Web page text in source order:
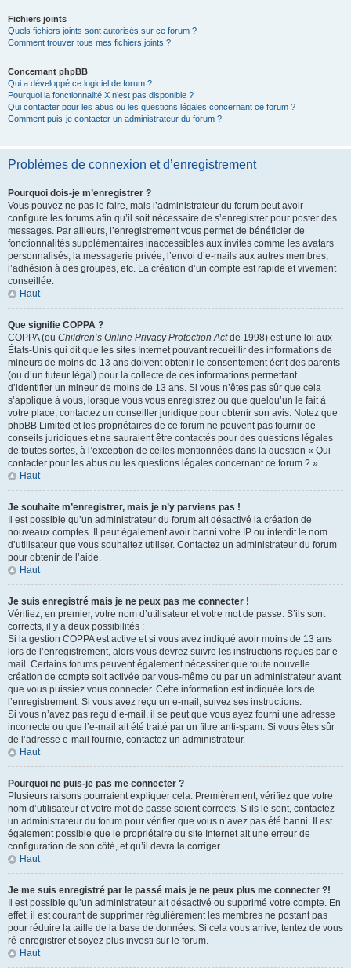
Fichiers joints
Quels fichiers joints sont autorisés sur ce forum ?
Comment trouver tous mes fichiers joints ?
Concernant phpBB
Qui a développé ce logiciel de forum ?
Pourquoi la fonctionnalité X n’est pas disponible ?
Qui contacter pour les abus ou les questions légales concernant ce forum ?
Comment puis-je contacter un administrateur du forum ?
Problèmes de connexion et d’enregistrement
Pourquoi dois-je m’enregistrer ?
Vous pouvez ne pas le faire, mais l’administrateur du forum peut avoir
configuré les forums afin qu’il soit nécessaire de s’enregistrer pour poster des
messages. Par ailleurs, l’enregistrement vous permet de bénéficier de
fonctionnalités supplémentaires inaccessibles aux invités comme les avatars
personnalisés, la messagerie privée, l’envoi d’e-mails aux autres membres,
l’adhésion à des groupes, etc. La création d’un compte est rapide et vivement
conseillée.
Haut
Que signifie COPPA ?
COPPA (ou Children’s Online Privacy Protection Actde 1998) est une loi aux
États-Unis qui dit que les sites Internet pouvant recueillir des informations de
mineurs de moins de 13 ans doivent obtenir le consentement écrit des parents
(ou d’un tuteur légal) pour la collecte de ces informations permettant
d’identifier un mineur de moins de 13 ans. Si vous n’êtes pas sûr que cela
s’applique à vous, lorsque vous vous enregistrez ou que quelqu’un le fait à
votre place, contactez un conseiller juridique pour obtenir son avis. Notez que
phpBB Limited et les propriétaires de ce forum ne peuvent pas fournir de
conseils juridiques et ne sauraient être contactés pour des questions légales
de toutes sortes, à l’exception de celles mentionnées dans la question « Qui
contacter pour les abus ou les questions légales concernant ce forum ? ».
Haut
Je souhaite m’enregistrer, mais je n’y parviens pas !
Il est possible qu’un administrateur du forum ait désactivé la création de
nouveaux comptes. Il peut également avoir banni votre IP ou interdit le nom
d’utilisateur que vous souhaitez utiliser. Contactez un administrateur du forum
pour obtenir de l’aide.
Haut
Je suis enregistré mais je ne peux pas me connecter !
Vérifiez, en premier, votre nom d’utilisateur et votre mot de passe. S’ils sont
corrects, il y a deux possibilités :
Si la gestion COPPA est active et si vous avez indiqué avoir moins de 13 ans
lors de l’enregistrement, alors vous devrez suivre les instructions reçues par e-
mail. Certains forums peuvent également nécessiter que toute nouvelle
création de compte soit activée par vous-même ou par un administrateur avant
que vous puissiez vous connecter. Cette information est indiquée lors de
l’enregistrement. Si vous avez reçu un e-mail, suivez ses instructions.
Si vous n’avez pas reçu d’e-mail, il se peut que vous ayez fourni une adresse
incorrecte ou que l’e-mail ait été traité par un filtre anti-spam. Si vous êtes sûr
de l’adresse e-mail fournie, contactez un administrateur.
Haut
Pourquoi ne puis-je pas me connecter ?
Plusieurs raisons pourraient expliquer cela. Premièrement, vérifiez que votre
nom d’utilisateur et votre mot de passe soient corrects. S’ils le sont, contactez
un administrateur du forum pour vérifier que vous n’avez pas été banni. Il est
également possible que le propriétaire du site Internet ait une erreur de
configuration de son côté, et qu’il devra la corriger.
Haut
Je me suis enregistré par le passé mais je ne peux plus me connecter ?!
Il est possible qu’un administrateur ait désactivé ou supprimé votre compte. En
effet, il est courant de supprimer régulièrement les membres ne postant pas
pour réduire la taille de la base de données. Si cela vous arrive, tentez de vous
ré-enregistrer et soyez plus investi sur le forum.
Haut